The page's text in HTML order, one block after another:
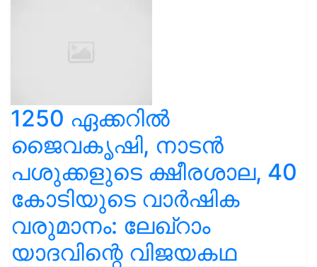
1250 ഏക്കറിൽ
ജൈവകൃഷി, നാടൻ
പശുക്കളുടെ ക്ഷീരശാല, 40
കോടിയുടെ വാർഷിക
വരുമാനം: ലേഖ്‌റാം
യാദവിന്റെ വിജയകഥ